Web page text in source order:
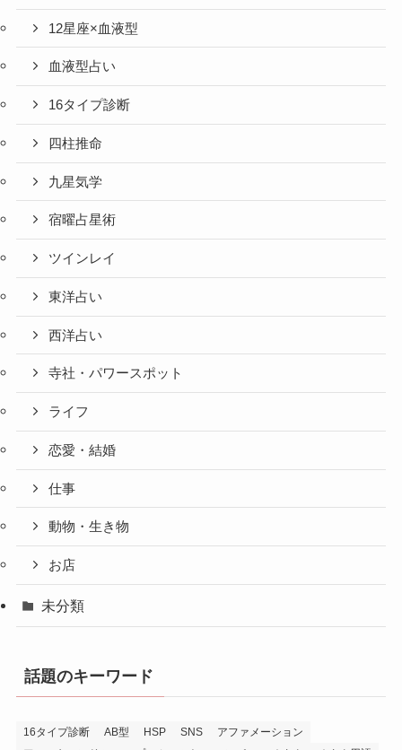
12星座×血液型
血液型占い
16タイプ診断
四柱推命
九星気学
宿曜占星術
ツインレイ
東洋占い
西洋占い
寺社・パワースポット
ライフ
恋愛・結婚
仕事
動物・生き物
お店
未分類
話題のキーワード
16タイプ診断 AB型 HSP SNS
アファメーション